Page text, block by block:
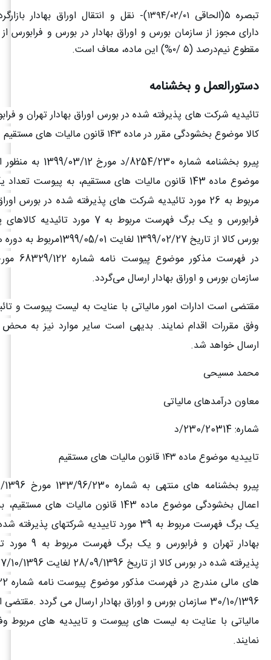
تبصره ۵( الحاقی ۱۳۹۴/۰۲/۰۱)-
نقل و انتقال اوراق بهادار
دارای مجوز از سازمان بورس و اوراق بهادار در بورس و فرابورس
مقطوع نیم‌درصد (۵ /۰%) این ماده، معاف است.
دستورالعمل و بخشنامه
تائیدیه شرکت های پذیرفته شده در بورس اوراق بهادار تهران و
کالا موضوع بخشودگی مقرر در ماده ۱۴۳ قانون مالیات های مستقیم
پیرو بخشنامه شماره
موضوع ماده 143 قانون مالیات های مستقیم، به پیوست
مربوط به 26 مورد تائیدیه شرکت های پذیرفته شده در بورس
فرابورس و یک برگ فهرست مربوط به 7 مورد
بورس کالا از تاریخ 1399/02/27
سازمان بورس و اوراق بهادار ارسال می‌گردد.
مقتضی است ادارات امور مالیاتی با عنایت به لیست پیوست و
وفق مقررات اقدام نمایند. بدیهی است سایر موارد نیز به محض
ارسال خواهد شد.
محمد مسیحی
معاون درآمدهای مالیاتی
شماره: 230/20314/د
تاییدیه موضوع ماده ۱۴۳ قانون مالیات های مستقیم
اعمال بخشودگی موضوع ماده 143 قانون مالیات
یک برگ فهرست مربوط به 39 مورد تاییدیه شرکتهای
بهادار تهران و
30/10/1396 سازمان بورس و اوراق بهادار ارسال می گردد
مالیاتی با عنایت به لیست های پیوست و تاییدیه های مربوط
نمایند.